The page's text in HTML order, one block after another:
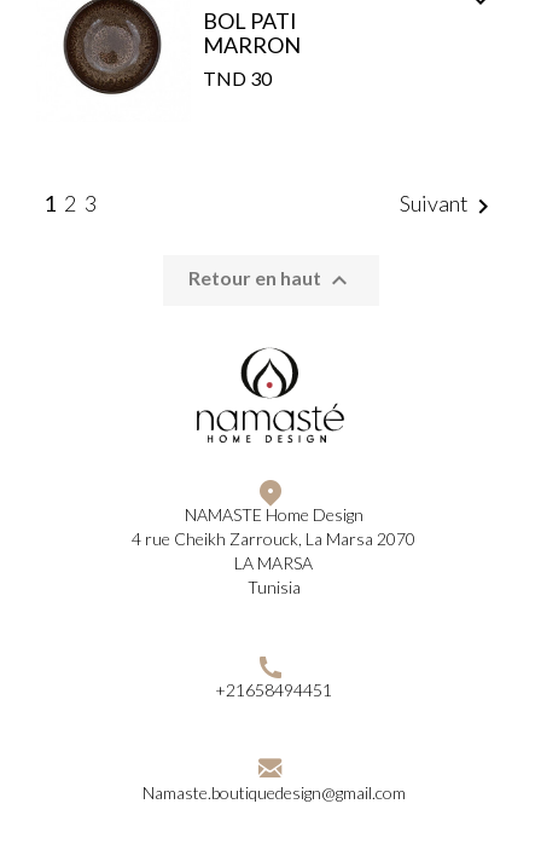
BOL PATI
MARRON
30 TND
1 2 3 Suivant 
Retour en haut 
NAMASTE Home Design
4 rue Cheikh Zarrouck, La Marsa 2070
LA MARSA
Tunisia
+21658494451
Namaste.boutiquedesign@gmail.com